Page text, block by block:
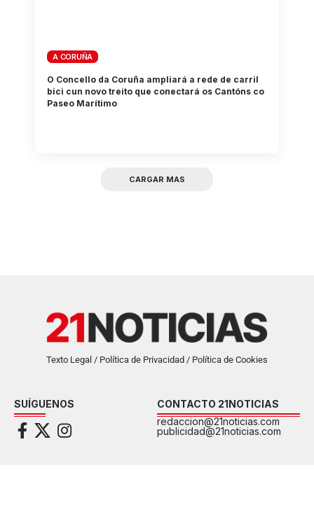
A CORUÑA
O Concello da Coruña ampliará a rede de carril
bici cun novo treito que conectará os Cantóns co
Paseo Marítimo
CARGAR MAS
Texto Legal / Política de Privacidad / Política de Cookies
SUÍGUENOS
CONTACTO 21NOTICIAS
redaccion@21noticias.com
publicidad@21noticias.com